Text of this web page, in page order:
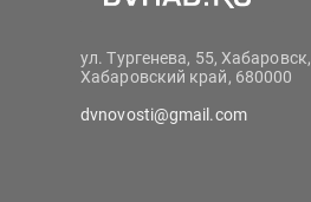
ул. Тургенева, 55, Хабаровск,
Хабаровский край, 680000
dvnovosti@gmail.com